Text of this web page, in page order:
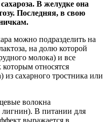
В желудке она
Последняя, в свою
можно подразделить на
на долю которой
молока) и все
которым относятся
из сахарного тростника или
волокна
В питании для
выражается в